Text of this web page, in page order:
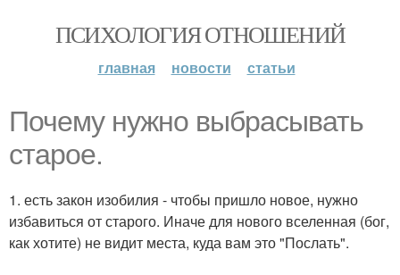
ПСИХОЛОГИЯ ОТНОШЕНИЙ
главная новости статьи
Почему нужно выбрасывать
старое.
1. есть закон изобилия - чтобы пришло новое, нужно
избавиться от старого. Иначе для нового вселенная (бог,
как хотите) не видит места, куда вам это "Послать".